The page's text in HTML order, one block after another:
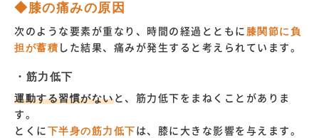
◆膝の痛みの原因
次のような要素が重なり、時間の経過とともに 膝関節に負
担が蓄積 した結果、痛みが発生すると考えられています。
・筋力低下
運動する習慣がないと、筋力低下をまねくことがありま
す。
とくに 下半身の筋力低下 は、膝に大きな影響を与えます。